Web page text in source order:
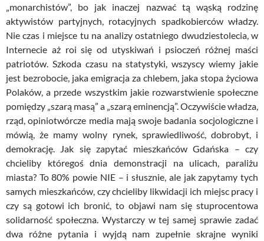
„monarchistów”, bo jak inaczej nazwać tą wąską rodzinę
aktywistów partyjnych, rotacyjnych spadkobierców władzy.
Nie czas i miejsce tu na analizy ostatniego dwudziestolecia, w
Internecie aż roi się od utyskiwań i psioczeń różnej maści
patriotów. Szkoda czasu na statystyki, wszyscy wiemy jakie
jest bezrobocie, jaka emigracja za chlebem, jaka stopa życiowa
Polaków, a przede wszystkim jakie rozwarstwienie społeczne
pomiędzy „szarą masą” a „szarą eminencją”. Oczywiście władza,
rząd, opiniotwórcze media mają swoje badania socjologiczne i
mówią, że mamy wolny rynek, sprawiedliwość, dobrobyt, i
demokrację. Jak się zapytać mieszkańców Gdańska – czy
chcieliby któregoś dnia demonstracji na ulicach, paraliżu
miasta? To 80% powie NIE – i słusznie, ale jak zapytamy tych
samych mieszkańców, czy chcieliby likwidacji ich miejsc pracy i
czy są gotowi ich bronić, to objawi nam się stuprocentowa
solidarność społeczna. Wystarczy w tej samej sprawie zadać
dwa różne pytania i wyjdą nam zupełnie skrajne wyniki